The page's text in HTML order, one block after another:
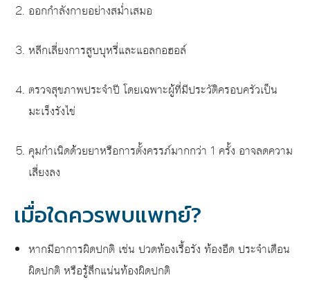
ออกกำลังกายอย่างสม่ำเสมอ
หลีกเลี่ยงการสูบบุหรี่และแอลกอฮอล์
ตรวจสุขภาพประจำปี โดยเฉพาะผู้ที่มีประวัติครอบครัวเป็น
มะเร็งรังไข่
คุมกำเนิดด้วยยาหรือการตั้งครรภ์มากกว่า 1 ครั้ง อาจลดความ
เสี่ยงลง
เมื่อใดควรพบแพทย์?
หากมีอาการผิดปกติ เช่น ปวดท้องเรื้อรัง ท้องอืด ประจำเดือน
ผิดปกติ หรือรู้สึกแน่นท้องผิดปกติ